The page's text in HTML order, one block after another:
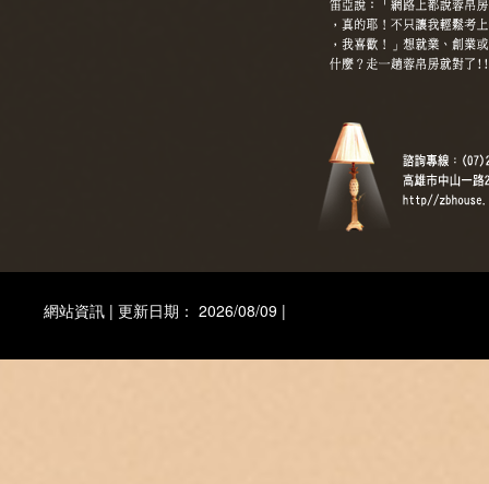
網站資訊 | 更新日期： 2026/08/09 |